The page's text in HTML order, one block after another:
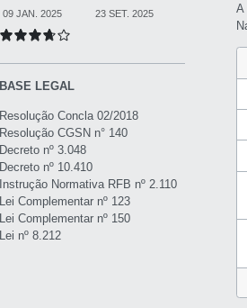
BASE LEGAL
Resolução Concla 02/2018
Resolução CGSN n° 140
Decreto nº 3.048
Decreto nº 10.410
Instrução Normativa RFB nº 2.110
Lei Complementar nº 123
Lei Complementar nº 150
Lei nº 8.212
09 JAN. 2025
23 SET. 2025
A